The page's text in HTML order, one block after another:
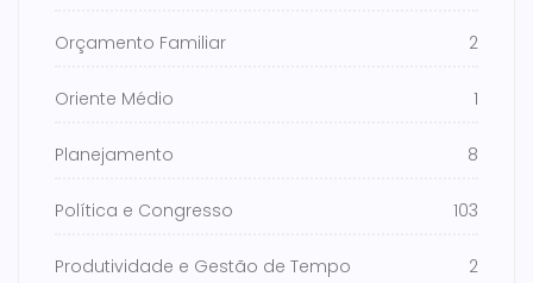
Orçamento Familiar 2
Oriente Médio 1
Planejamento 8
Política e Congresso 103
Produtividade e Gestão de Tempo 2